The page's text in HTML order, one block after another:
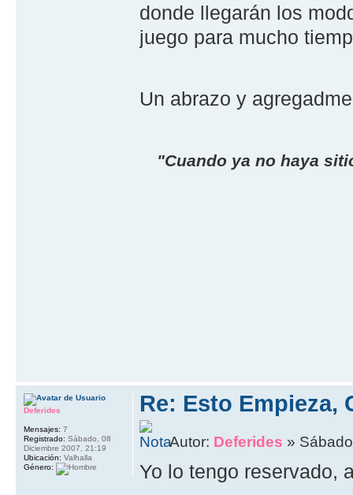
donde llegarán los
juego para mucho
Un abrazo y
"Cuando ya no haya
Re: Esto Empieza,
Autor: Deferides »
Yo lo tengo reservado,
Deferides
Mensajes: 7
Registrado: Sábado, 08
Diciembre 2007, 21:19
Ubicación: Valhalla
Género: